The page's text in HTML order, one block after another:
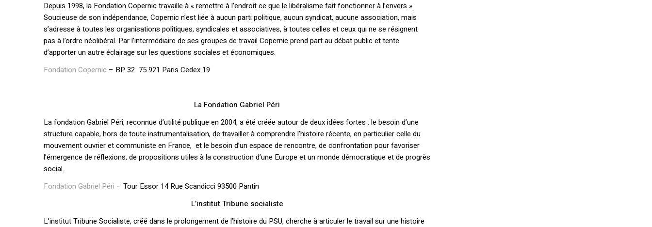
Depuis 1998, la Fondation Copernic travaille à « remettre à l’endroit ce que le libéralisme fait fonctionner à l’envers ».
Soucieuse de son indépendance, Copernic n’est liée à aucun parti politique, aucun syndicat, aucune association, mais
s’adresse à toutes les organisations politiques, syndicales et associatives, à toutes celles et ceux qui ne se résignent
pas à l’ordre néolibéral. Par l’intermédiaire de ses groupes de travail Copernic prend part au débat public et tente
d’apporter un autre éclairage sur les questions sociales et économiques.
Fondation Copernic – BP 32 75 921 Paris Cedex 19
La Fondation Gabriel Péri
La fondation Gabriel Péri, reconnue d’utilité publique en 2004, a été créée autour de deux idées fortes : le besoin d’une
structure capable, hors de toute instrumentalisation, de travailler à comprendre l’histoire récente, en particulier celle du
mouvement ouvrier et communiste en France, et le besoin d’un espace de rencontre, de confrontation pour favoriser
l’émergence de réflexions, de propositions utiles à la construction d’une Europe et un monde démocratique et de progrès
social.
Fondation Gabriel Péri – Tour Essor 14 Rue Scandicci 93500 Pantin
L’institut Tribune socialiste
L’institut Tribune Socialiste, créé dans le prolongement de l’histoire du PSU, cherche à articuler le travail sur une histoire